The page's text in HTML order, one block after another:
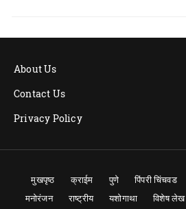
About Us
Contact Us
Privacy Policy
मुखपृष्ठ क्राईम पुणे पिंपरी चिंचवड
मनोरंजन
राष्ट्रीय यशोगाथा विशेष लेख